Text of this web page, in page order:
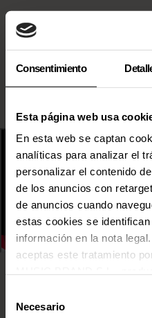
Consentimiento
Esta página web usa
En esta web se captan
analíticas para analizar el
personalizar el contenido
de los anuncios con
de anuncios cuando
estas cookies se
información en la nota
aceptas este tratamiento
nuestra Política de
Necesario
ADRIATIQUE